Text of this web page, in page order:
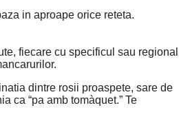
in aproape orice reteta.
fiecare cu specificul sau
dintre rosii proaspete, sare de
ca “pa amb tomàquet.” Te